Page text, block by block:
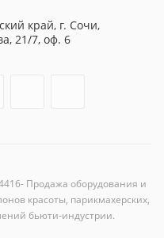
край, г. Сочи,
21/7, оф. 6
Продажа оборудования и
красоты, парикмахерских,
бьюти-индустрии.